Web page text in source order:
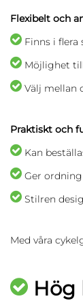
Flexibelt och
Finns i
Möjlighet
Välj mellan
Praktiskt och
Kan
Ger
Stilren
Med våra
Hög